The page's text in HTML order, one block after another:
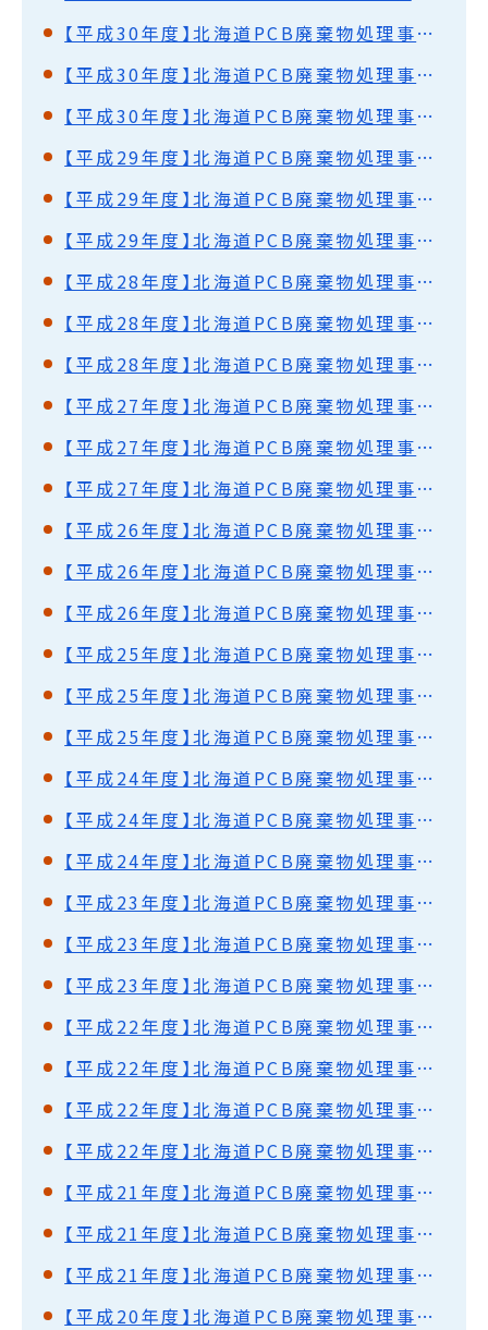
【平成30年度】北海道PCB廃棄物処理事業監視円卓会議（第46回）開催結果概要
【平成30年度】北海道PCB廃棄物処理事業監視円卓会議（第45回）開催結果概要
【平成30年度】北海道PCB廃棄物処理事業監視円卓会議（第44回）開催結果概要
【平成29年度】北海道PCB廃棄物処理事業監視円卓会議（第43回）開催結果概要
【平成29年度】北海道PCB廃棄物処理事業監視円卓会議（第42回）開催結果概要
【平成29年度】北海道PCB廃棄物処理事業監視円卓会議（第41回）開催結果概要
【平成28年度】北海道PCB廃棄物処理事業監視円卓会議（第40回）開催結果概要
【平成28年度】北海道PCB廃棄物処理事業監視円卓会議（第39回）開催結果概要
【平成28年度】北海道PCB廃棄物処理事業監視円卓会議（第38回）開催結果概要
【平成27年度】北海道PCB廃棄物処理事業監視円卓会議（第37回）開催結果概要
【平成27年度】北海道PCB廃棄物処理事業監視円卓会議（第36回）開催結果概要
【平成27年度】北海道PCB廃棄物処理事業監視円卓会議（第35回）開催結果概要
【平成26年度】北海道PCB廃棄物処理事業監視円卓会議（第34回）開催結果概要
【平成26年度】北海道PCB廃棄物処理事業監視円卓会議（第33回）開催結果概要
【平成26年度】北海道PCB廃棄物処理事業監視円卓会議（第32回）開催結果概要
【平成25年度】北海道PCB廃棄物処理事業監視円卓会議（第31回）開催結果概要
【平成25年度】北海道PCB廃棄物処理事業監視円卓会議（第30回）開催結果概要
【平成25年度】北海道PCB廃棄物処理事業監視円卓会議（第29回）開催結果概要
【平成24年度】北海道PCB廃棄物処理事業監視円卓会議（第28回）開催結果概要
【平成24年度】北海道PCB廃棄物処理事業監視円卓会議（第27回）開催結果概要
【平成24年度】北海道PCB廃棄物処理事業監視円卓会議（第26回）開催結果概要
【平成23年度】北海道PCB廃棄物処理事業監視円卓会議（第25回）開催結果概要
【平成23年度】北海道PCB廃棄物処理事業監視円卓会議（第24回）開催結果概要
【平成23年度】北海道PCB廃棄物処理事業監視円卓会議（第23回）開催結果概要
【平成22年度】北海道PCB廃棄物処理事業監視円卓会議（第22回）開催結果概要
【平成22年度】北海道PCB廃棄物処理事業監視円卓会議（第21回）開催結果概要
【平成22年度】北海道PCB廃棄物処理事業監視円卓会議（第20回）開催結果概要
【平成22年度】北海道PCB廃棄物処理事業監視円卓会議（第19回）開催結果概要
【平成21年度】北海道PCB廃棄物処理事業監視円卓会議（第17回）開催結果概要
【平成21年度】北海道PCB廃棄物処理事業監視円卓会議（第16回）開催結果概要
【平成21年度】北海道PCB廃棄物処理事業監視円卓会議（第15回）開催結果概要
【平成20年度】北海道PCB廃棄物処理事業監視円卓会議（第14回）開催結果概要